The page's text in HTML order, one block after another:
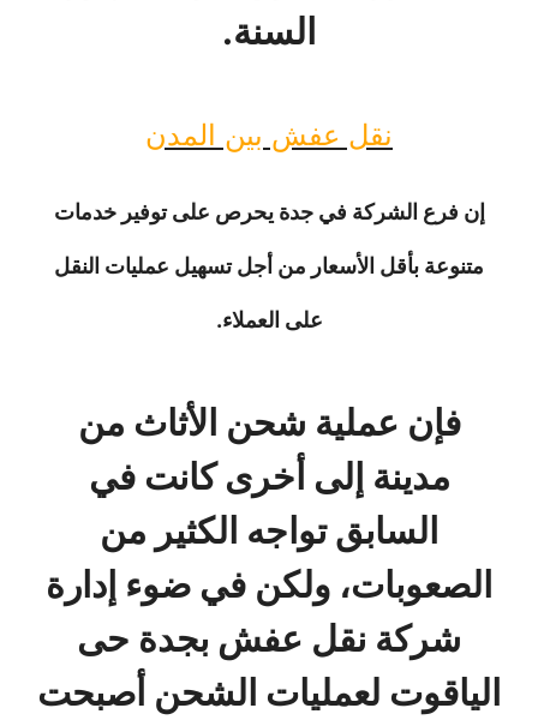
السنة.
نقل عفش بين المدن
إن فرع الشركة في جدة يحرص على توفير خدمات
متنوعة بأقل الأسعار من أجل تسهيل عمليات النقل
على العملاء.
فإن عملية شحن الأثاث من
مدينة إلى أخرى كانت في
السابق تواجه الكثير من
الصعوبات، ولكن في ضوء إدارة
شركة نقل عفش بجدة حى
الياقوت لعمليات الشحن أصبحت